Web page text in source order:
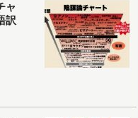
ャ
訳